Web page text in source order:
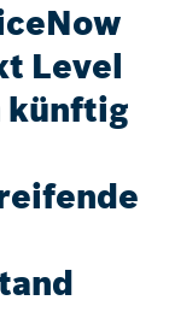
Level
künftig